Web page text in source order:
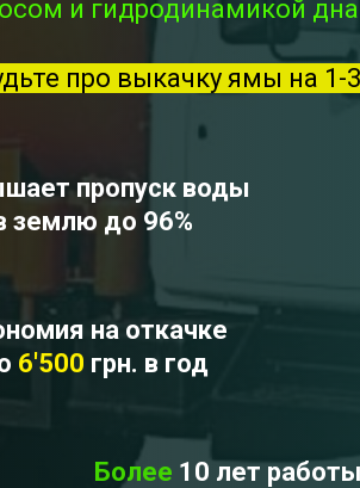
и гидродинамикой
про выкачку ямы на 1-
пропуск воды
землю до 96%
на откачке
6'500 грн. в год
Более 10 лет работы